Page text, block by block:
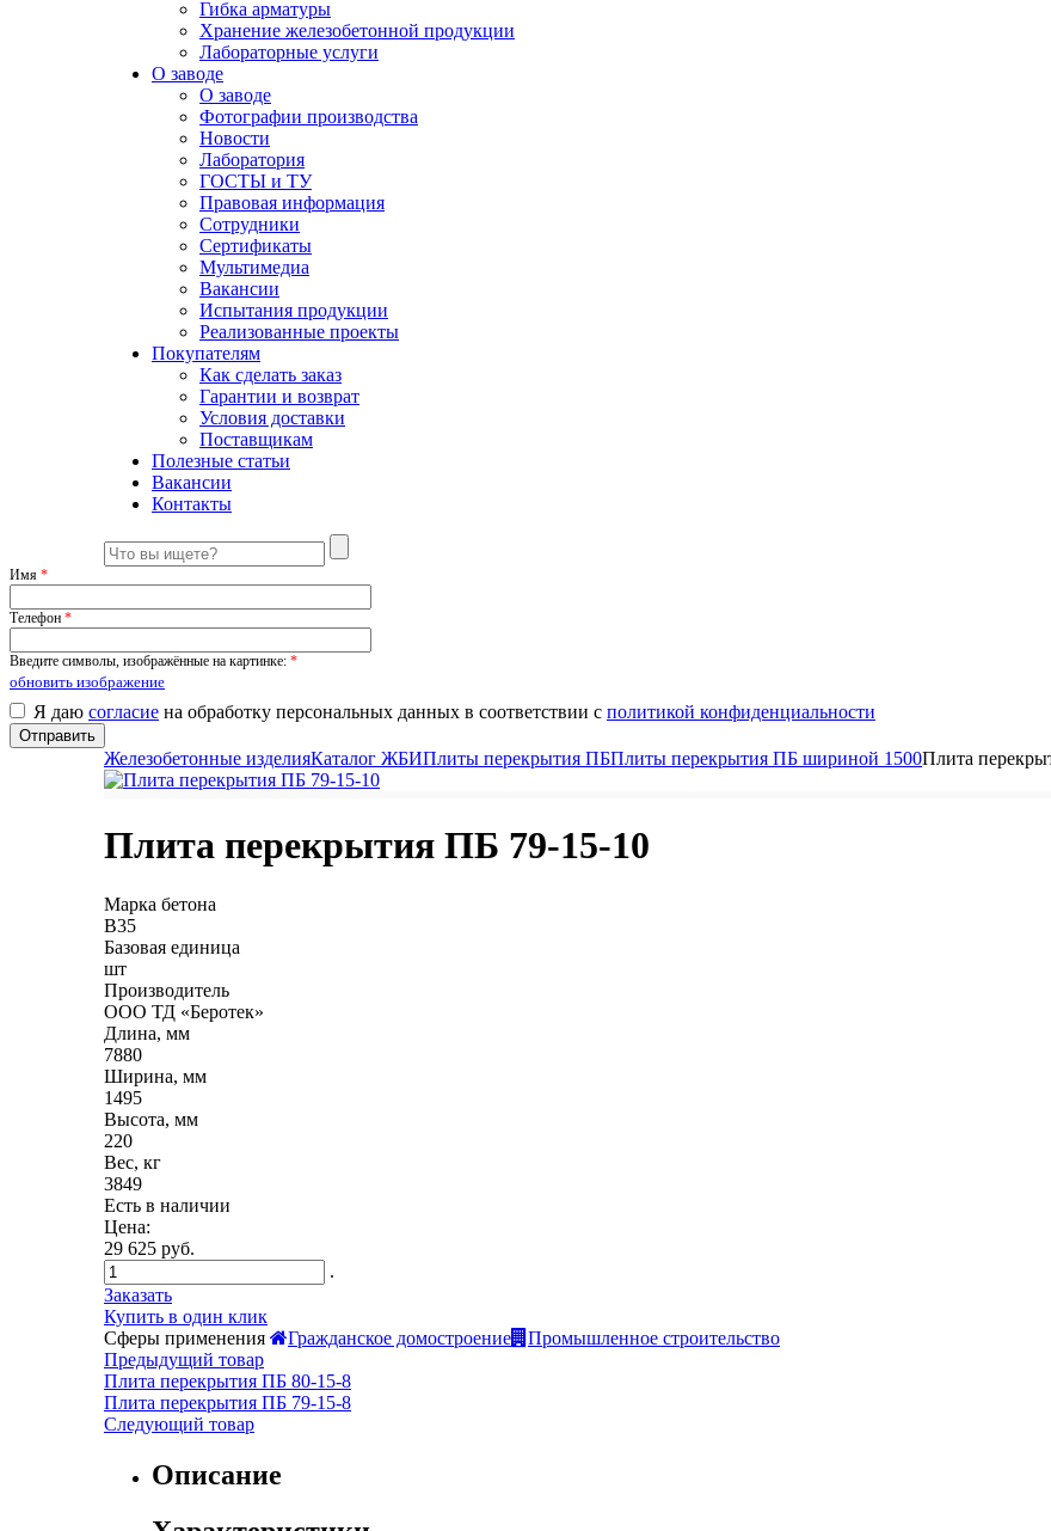
Гибка арматуры
Хранение железобетонной продукции
Лабораторные услуги
О заводе
О заводе
Фотографии производства
Новости
Лаборатория
ГОСТЫ и ТУ
Правовая информация
Сотрудники
Сертификаты
Мультимедиа
Вакансии
Испытания продукции
Реализованные проекты
Покупателям
Как сделать заказ
Гарантии и возврат
Условия доставки
Поставщикам
Полезные статьи
Вакансии
Контакты
Имя *
Телефон *
Введите символы, изображённые на картинке: *
обновить изображение
Я даю согласие на обработку персональных данных в соответствии с политикой конфиденциальности
Железобетонные изделияКаталог ЖБИПлиты перекрытия ПБПлиты перекрытия ПБ шириной 1500Плита
Плита перекрытия ПБ 79-15-10
Марка бетона
B35
Базовая единица
шт
Производитель
ООО ТД «Беротек»
Длина, мм
7880
Ширина, мм
1495
Высота, мм
220
Вес, кг
3849
Есть в наличии
Цена:
29 625 руб.
.
Заказать
Купить в один клик
Сферы применения
Гражданское домостроение
Промышленное строительство
Предыдущий товар
Плита перекрытия ПБ 80-15-8
Плита перекрытия ПБ 79-15-8
Следующий товар
Описание